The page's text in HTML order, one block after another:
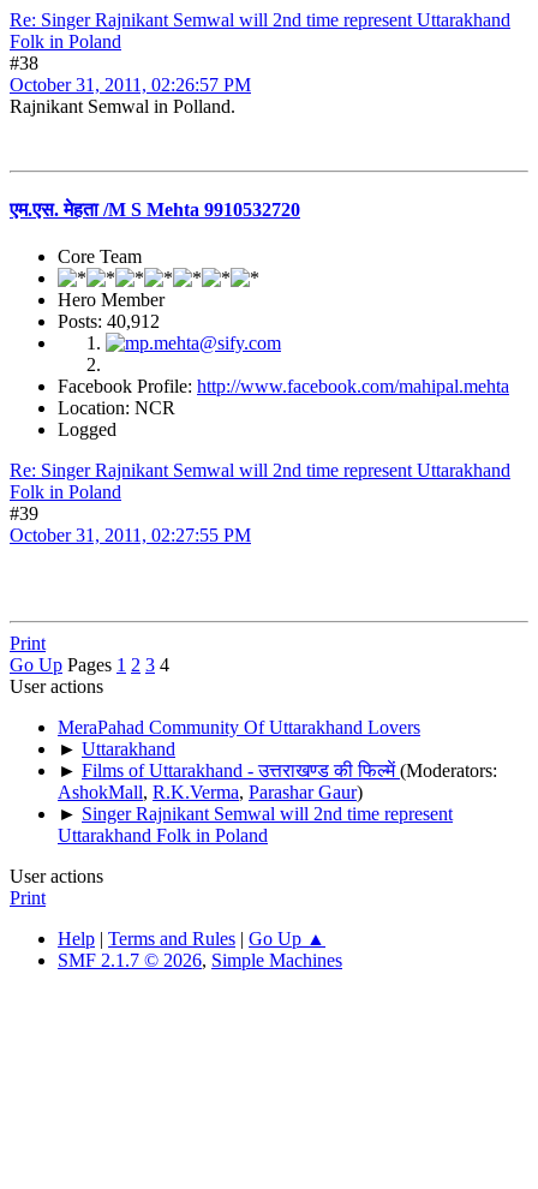
Re: Singer Rajnikant Semwal will 2nd time represent Uttarakhand
Folk in Poland
#38
October 31, 2011, 02:26:57 PM
Rajnikant Semwal in Polland.
एम.एस. मेहता /M S Mehta 9910532720
Core Team
Hero Member
Posts: 40,912
Facebook Profile: http://www.facebook.com/mahipal.mehta
Location: NCR
Logged
Re: Singer Rajnikant Semwal will 2nd time represent Uttarakhand
Folk in Poland
#39
October 31, 2011, 02:27:55 PM
Print
Go Up Pages 1 2 3 4
User actions
MeraPahad Community Of Uttarakhand Lovers
► Uttarakhand
► Films of Uttarakhand - उत्तराखण्ड की फिल्में(Moderators:
AshokMall, R.K.Verma, Parashar Gaur)
► Singer Rajnikant Semwal will 2nd time represent
Uttarakhand Folk in Poland
User actions
Print
Help | Terms and Rules | Go Up ▲
SMF 2.1.7 © 2026, Simple Machines